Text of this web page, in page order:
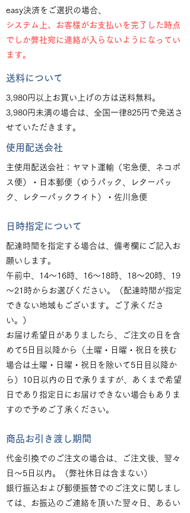
easy決済をご選択の場合、
システム上、お客様がお支払いを完了した時点
でしか弊社宛に連絡が入らないようになってい
ます。
送料について
3,980円以上お買い上げの方は送料無料。
3,980円未満の場合は、全国一律825円で発送さ
せていただきます。
使用配送会社
主使用配送会社：ヤマト運輸（宅急便、ネコポ
ス便）・日本郵便（ゆうパック、レターパッ
ク、レターパックライト）・佐川急便
日時指定について
配達時間を指定する場合は、備考欄にご記入お
願いします。
午前中、14～16時、16～18時、18～20時、19
～21時からお選びください。（配達時間が指定
できない地域もございます。ご了承くださ
い。）
お届け希望日がありましたら、ご注文の日を含
めて5日目以降から（土曜・日曜・祝日を挟む
場合は土曜・日曜・祝日を除いて5日目以降か
ら）10日以内の日で承りますが、あくまで希望
日であり指定日にお届けできない場合もありま
すので予めご了承ください。
商品お引き渡し期間
代金引換でのご注文の場合は、ご注文後、翌々
日～5日以内。（弊社休日は含まない）
銀行振込および郵便振替でのご注文に関しまし
ては、お振込のご連絡を頂いた翌々日、あるい